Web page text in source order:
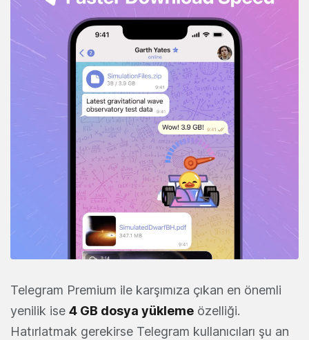
Telegram Premium ile karşımıza çıkan en önemli
yenilik ise 4 GB dosya yükleme özelliği.
Hatırlatmak gerekirse Telegram kullanıcıları şu an